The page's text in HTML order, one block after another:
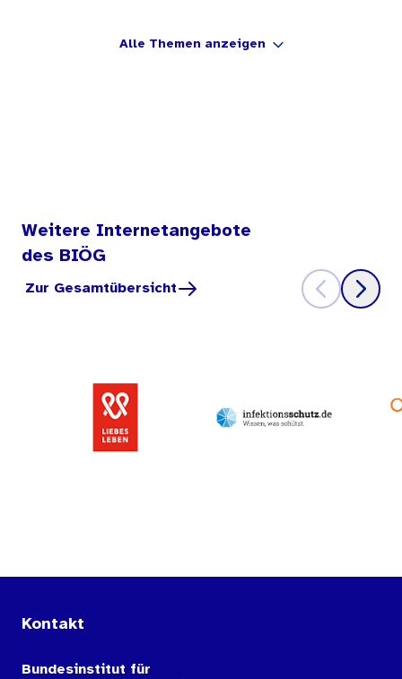
Alle Themen anzeigen
Weitere Internetangebote
des BIÖG
Zur Gesamtübersicht
Kontakt
Bundesinstitut für